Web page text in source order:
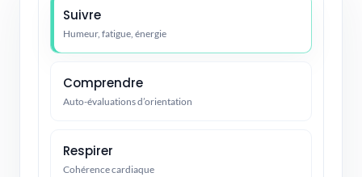
Suivre
Humeur, fatigue, énergie
Comprendre
Auto-évaluations d’orientation
Respirer
Cohérence cardiaque